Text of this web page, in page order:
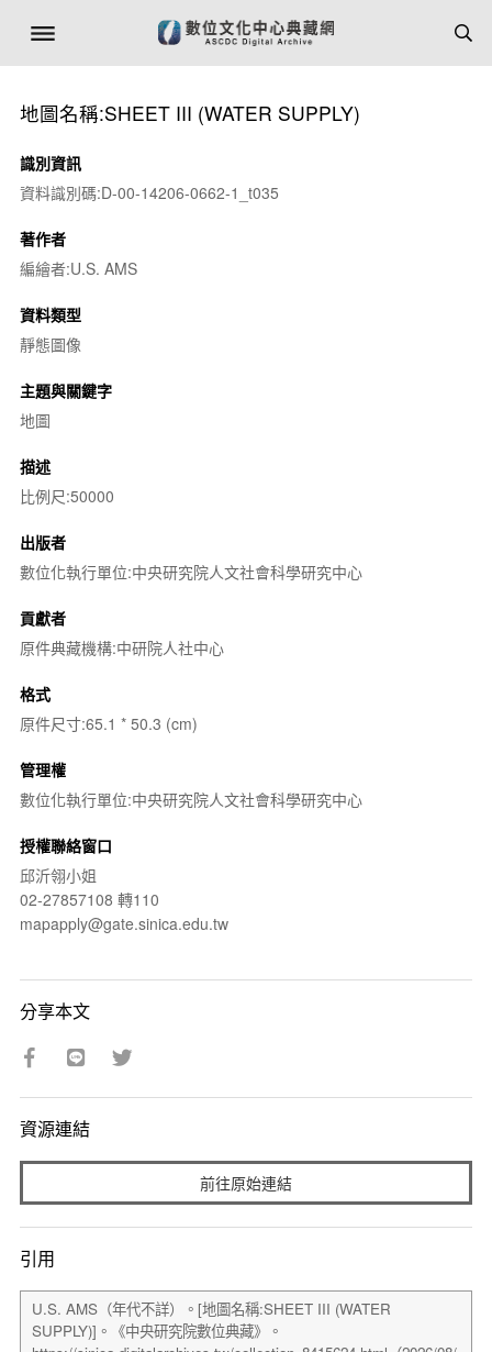
地圖名稱:SHEET III (WATER SUPPLY)
識別資訊
資料識別碼:D-00-14206-0662-1_t035
著作者
編繪者:U.S. AMS
資料類型
靜態圖像
主題與關鍵字
地圖
描述
比例尺:50000
出版者
數位化執行單位:中央研究院人文社會科學研究中心
貢獻者
原件典藏機構:中研院人社中心
格式
原件尺寸:65.1 * 50.3 (cm)
管理權
數位化執行單位:中央研究院人文社會科學研究中心
授權聯絡窗口
邱沂翎小姐
02-27857108 轉110
mapapply@gate.sinica.edu.tw
分享本文
資源連結
前往原始連結
引用